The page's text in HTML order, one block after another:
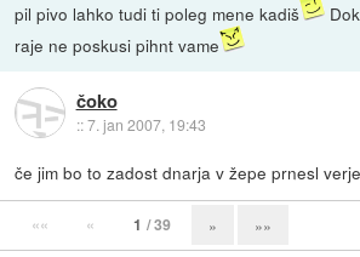
pil pivo lahko tudi ti poleg mene kadiš
raje ne poskusi pihnt vame
čoko
::7. jan 2007, 19:43
če jim bo to zadost dnarja v žepe prnesl
«« « 1 / 39 » »»